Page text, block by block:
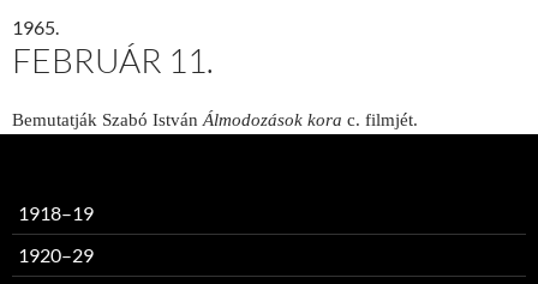
1965.
FEBRUÁR 11.
Bemutatják Szabó István Álmodozások kora c. filmjét.
1918–19
1920–29